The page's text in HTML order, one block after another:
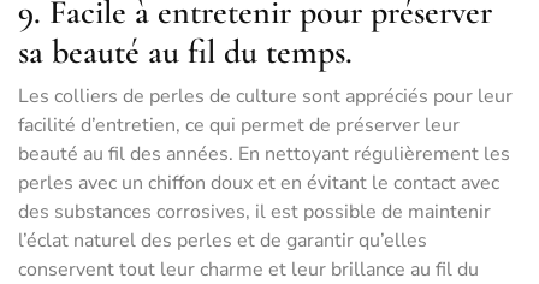
9. Facile à entretenir pour préserver
sa beauté au fil du temps.
Les colliers de perles de culture sont appréciés pour leur
facilité d’entretien, ce qui permet de préserver leur
beauté au fil des années. En nettoyant régulièrement les
perles avec un chiffon doux et en évitant le contact avec
des substances corrosives, il est possible de maintenir
l’éclat naturel des perles et de garantir qu’elles
conservent tout leur charme et leur brillance au fil du